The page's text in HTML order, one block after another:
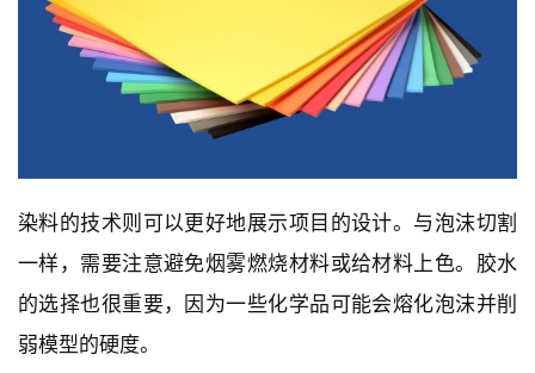
染料的技术则可以更好地展示项目的设计。与泡沫切割
一样，需要注意避免烟雾燃烧材料或给材料上色。胶水
的选择也很重要，因为一些化学品可能会熔化泡沫并削
弱模型的硬度。